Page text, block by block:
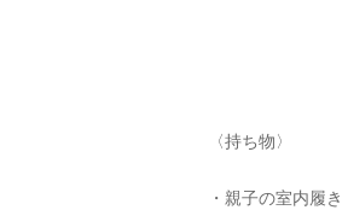
〈持ち物〉
・親子の室内履